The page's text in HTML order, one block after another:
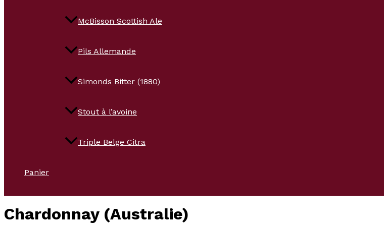
McBisson Scottish Ale
Pils Allemande
Simonds Bitter (1880)
Stout à l’avoine
Triple Belge Citra
Panier
Chardonnay (Australie)